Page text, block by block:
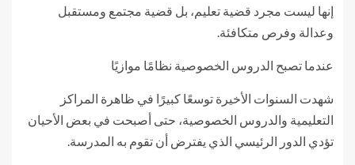
إنها ليست مجرد قضية تعليم، بل قضية مجتمع ومستقبل
وعدالة وفرص متكافئة.
عندما تصبح الدروس الخصوصية نظامًا موازيًا
شهدت السنوات الأخيرة توسعًا كبيرًا في ظاهرة المراكز
التعليمية والدروس الخصوصية، حتى أصبحت في بعض الأحيان
تؤدي الدور الرئيسي الذي يفترض أن تقوم به المدرسة.